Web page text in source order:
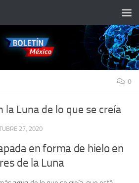
0
la Luna de lo que se creía
27, 2020
en forma de hielo en
de la Luna